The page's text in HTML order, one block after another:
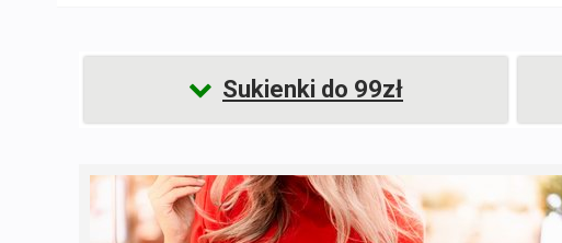
Sukienki do 99zł